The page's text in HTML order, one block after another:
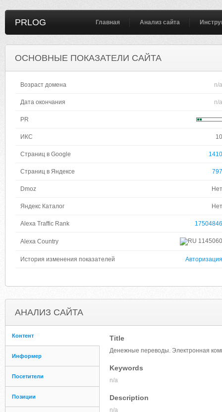
PRLOG Главная Анализ сайта
ОСНОВНЫЕ ПОКАЗАТЕЛИ САЙТА
Возраст домена n/a
Дата окончания n/a
PR
ИКС 10
Страниц в Google 1410
Страниц в Яндексе 797
Dmoz Нет
Яндекс Каталог Нет
Alexa Traffic Rank 17504846
Alexa Country 1145060
История изменения показателей Авторизация
АНАЛИЗ САЙТА
Контент
Информер
Посетители
Позиции
Title
Денежные переводы. Электронная
Keywords
n/a
Description
n/a